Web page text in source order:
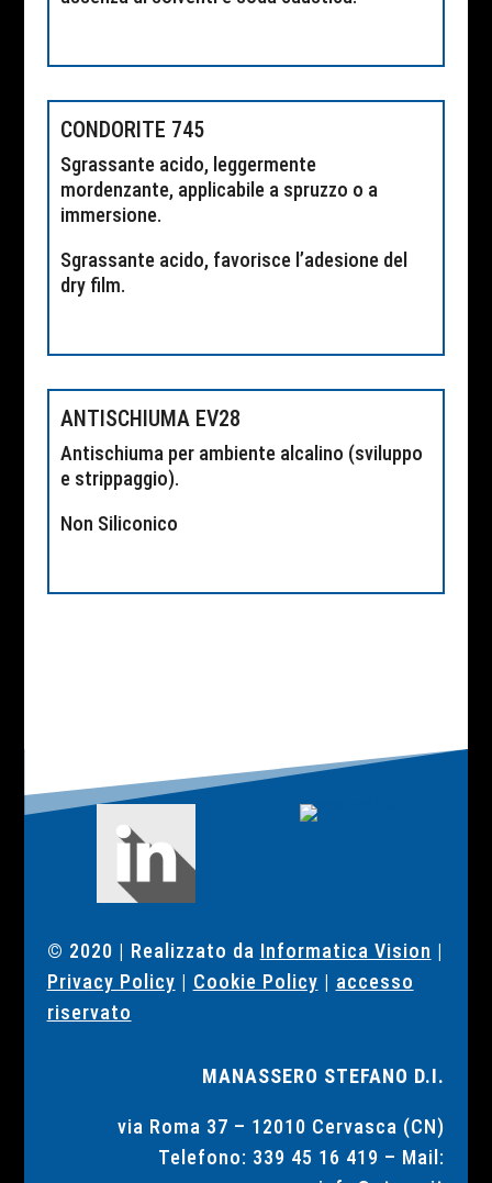
CONDORITE 745
Sgrassante acido, leggermente
mordenzante, applicabile a spruzzo o a
immersione.
Sgrassante acido, favorisce l’adesione del
dry film.
ANTISCHIUMA EV28
Antischiuma per ambiente alcalino (sviluppo
e strippaggio).
Non Siliconico
© 2020 | Realizzato da Informatica Vision |
Privacy Policy | Cookie Policy | accesso
riservato
MANASSERO STEFANO D.I.
via Roma 37 – 12010 Cervasca (CN)
Telefono: 339 45 16 419 – Mail: